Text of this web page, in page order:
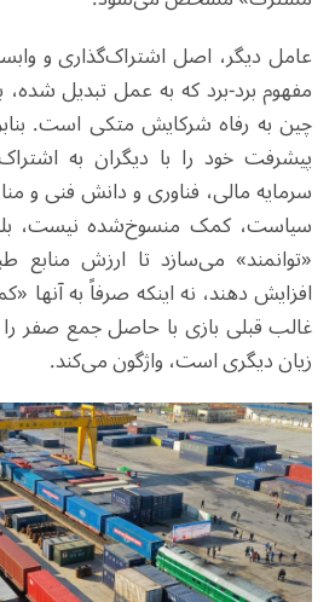
عامل دیگر، اصل اشتراک‌گذاری و
مفهوم برد-برد که به عمل تبدیل
چین به رفاه شرکایش متکی است.
پیشرفت خود را با دیگران به
سرمایه مالی، فناوری و دانش فنی و
سیاست، کمک منسوخ‌شده نیست،
«توانمند» می‌سازد تا ارزش منابع
افزایش دهند، نه اینکه صرفاً به
غالب قبلی بازی با حاصل جمع صفر
زیان دیگری است، واژگون می‌کند.